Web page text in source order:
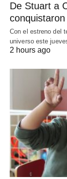
De Stuart a
Con el estreno del
universo este
2 hours ago